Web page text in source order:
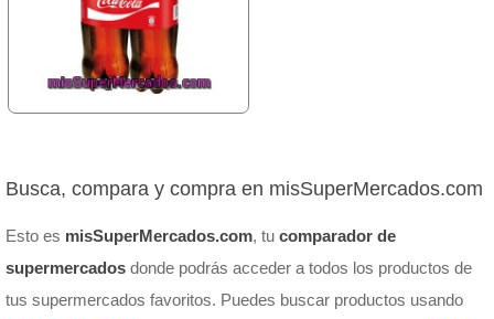
Busca, compara y compra en misSuperMercados.com
Esto es misSuperMercados.com, tu comparador de
supermercados donde podrás acceder a todos los productos de
tus supermercados favoritos. Puedes buscar productos usando